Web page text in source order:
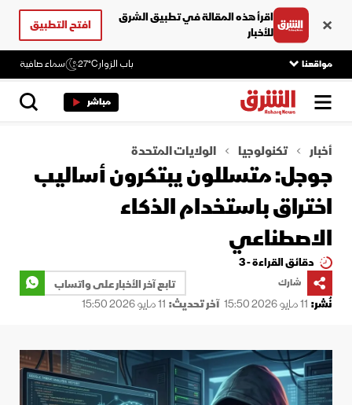
اقرأ هذه المقالة في تطبيق الشرق
للأخبار
افتح التطبيق
مواقعنا باب الزوار27°C سماء صافية
مباشر
أخبار تكنولوجيا الولايات المتحدة
جوجل: متسللون يبتكرون أساليب
اختراق باستخدام الذكاء
الاصطناعي
دقائق القراءة - 3
شارك
تابع آخر الأخبار على واتساب
نُشر: 11 مايو 2026 15:50 آخر تحديث: 11 مايو 2026 15:50